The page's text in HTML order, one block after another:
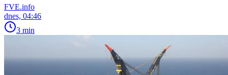
FVE.info
dnes, 04:46
3 min